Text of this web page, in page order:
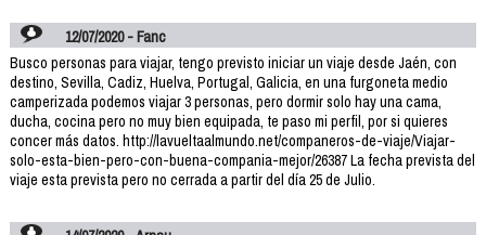
12/07/2020 - Fanc
Busco personas para viajar, tengo previsto iniciar un viaje desde Jaén, con
destino, Sevilla, Cadiz, Huelva, Portugal, Galicia, en una furgoneta medio
camperizada podemos viajar 3 personas, pero dormir solo hay una cama,
ducha, cocina pero no muy bien equipada, te paso mi perfil, por si quieres
concer más datos. http://lavueltaalmundo.net/companeros-de-viaje/Viajar-
solo-esta-bien-pero-con-buena-compania-mejor/26387 La fecha prevista del
viaje esta prevista pero no cerrada a partir del día 25 de Julio.